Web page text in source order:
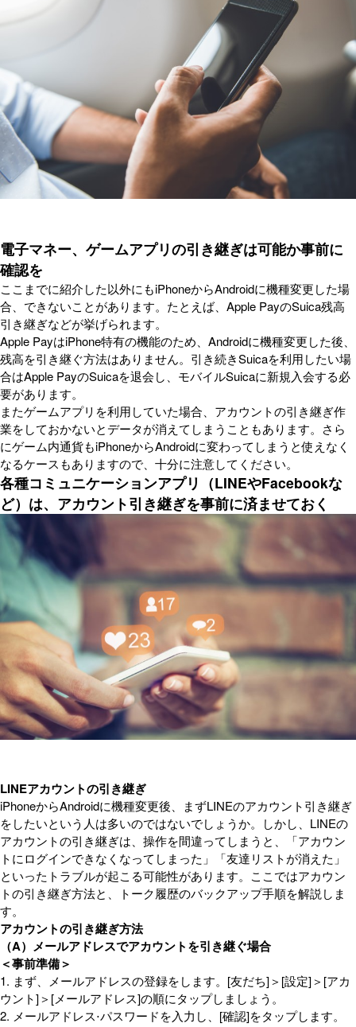
電子マネー、ゲームアプリの引き継ぎは可能か事前に
確認を
ここまでに紹介した以外にもiPhoneからAndroidに機種変更した場
合、できないことがあります。たとえば、Apple PayのSuica残高
引き継ぎなどが挙げられます。
Apple PayはiPhone特有の機能のため、Androidに機種変更した後、
残高を引き継ぐ方法はありません。引き続きSuicaを利用したい場
合はApple PayのSuicaを退会し、モバイルSuicaに新規入会する必
要があります。
またゲームアプリを利用していた場合、アカウントの引き継ぎ作
業をしておかないとデータが消えてしまうこともあります。さら
にゲーム内通貨もiPhoneからAndroidに変わってしまうと使えなく
なるケースもありますので、十分に注意してください。
各種コミュニケーションアプリ（LINEやFacebookな
ど）は、アカウント引き継ぎを事前に済ませておく
LINEアカウントの引き継ぎ
iPhoneからAndroidに機種変更後、まずLINEのアカウント引き継ぎ
をしたいという人は多いのではないでしょうか。しかし、LINEの
アカウントの引き継ぎは、操作を間違ってしまうと、「アカウン
トにログインできなくなってしまった」「友達リストが消えた」
といったトラブルが起こる可能性があります。ここではアカウン
トの引き継ぎ方法と、トーク履歴のバックアップ手順を解説しま
す。
アカウントの引き継ぎ方法
（A）メールアドレスでアカウントを引き継ぐ場合
＜事前準備＞
1. まず、メールアドレスの登録をします。[友だち]＞[設定]＞[アカ
ウント]＞[メールアドレス]の順にタップしましょう。
2. メールアドレス⋅パスワードを入力し、[確認]をタップします。